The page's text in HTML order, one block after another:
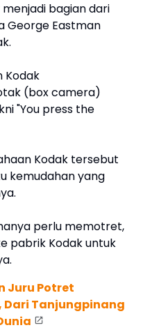
bagian dari
George Eastman
Kodak
(box camera)
"You press the
Kodak tersebut
kemudahan yang
perlu memotret,
pabrik Kodak untuk
Juru Potret
Dari Tanjungpinang